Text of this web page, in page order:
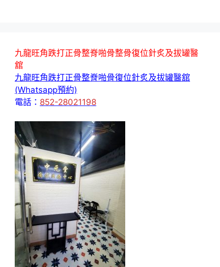
九龍旺角跌打正骨整脊啪骨整骨復位針炙及拔罐醫
舘
九龍旺角跌打正骨整脊啪骨復位針炙及拔罐醫舘
(Whatsapp預約)
電話： 852-28021198